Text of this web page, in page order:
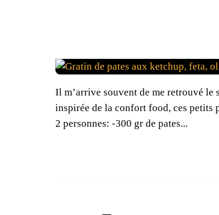
Il m’arrive souvent de me retrouvé
inspirée de la confort food, ces petits
2 personnes: -300 gr de pates...